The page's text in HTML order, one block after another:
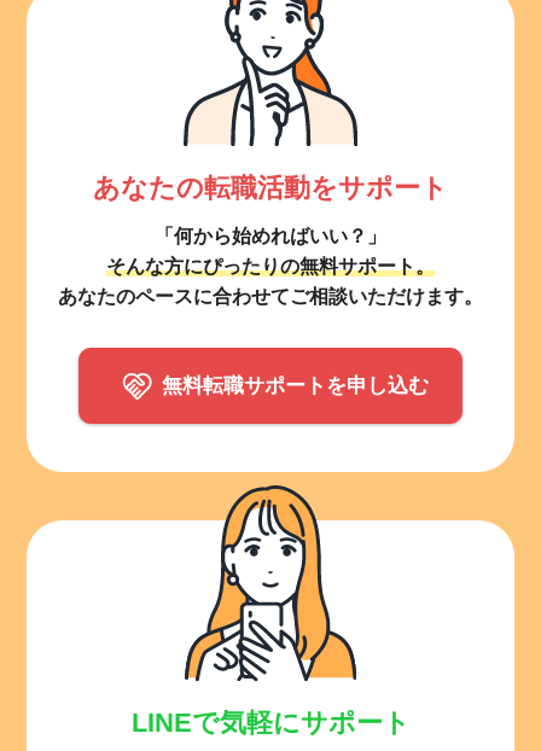
あなたの転職活動をサポート
「何から始めればいい？」
そんな方にぴったりの無料サポート。
あなたのペースに合わせてご相談いただけます。
無料転職サポートを申し込む
LINEで気軽にサポート